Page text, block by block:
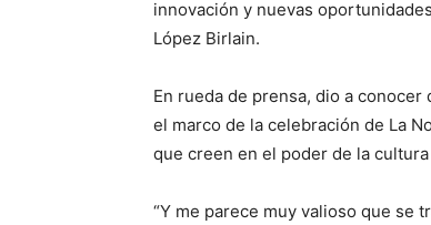
innovación y nuevas
López Birlain.
En rueda de prensa, dio a
el marco de la celebración de La
que creen en el poder de la
“Y me parece muy valioso que se